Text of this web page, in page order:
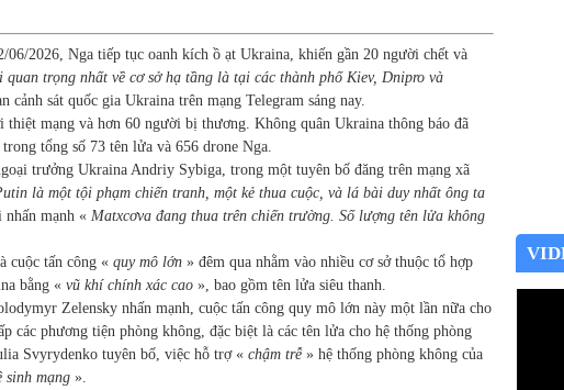
06/2026, Nga tiếp tục oanh kích ồ ạt Ukraina, khiến gần 20 người chết và
quan trọng nhất về cơ sở hạ tầng là tại các thành phố Kiev, Dnipro và
cảnh sát quốc gia Ukraina trên mạng Telegram sáng nay.
mạng và hơn 60 người bị thương. Không quân Ukraina thông báo đã
tổng số 73 tên lửa và 656 drone Nga.
trưởng Ukraina Andriy Sybiga, trong một tuyên bố đăng trên mạng xã
là một tội phạm chiến tranh, một kẻ thua cuộc, và lá bài duy nhất ông ta
mạnh « Matxcơva đang thua trên chiến trường. Số lượng tên lửa không
cuộc tấn công « quy mô lớn » đêm qua nhằm vào nhiều cơ sở thuộc tổ hợp
bằng « vũ khí chính xác cao », bao gồm tên lửa siêu thanh.
Zelensky nhấn mạnh, cuộc tấn công quy mô lớn này một lần nữa cho
các phương tiện phòng không, đặc biệt là các tên lửa cho hệ thống phòng
Svyrydenko tuyên bố, việc hỗ trợ « chậm trễ » hệ thống phòng không của
sinh mạng ».